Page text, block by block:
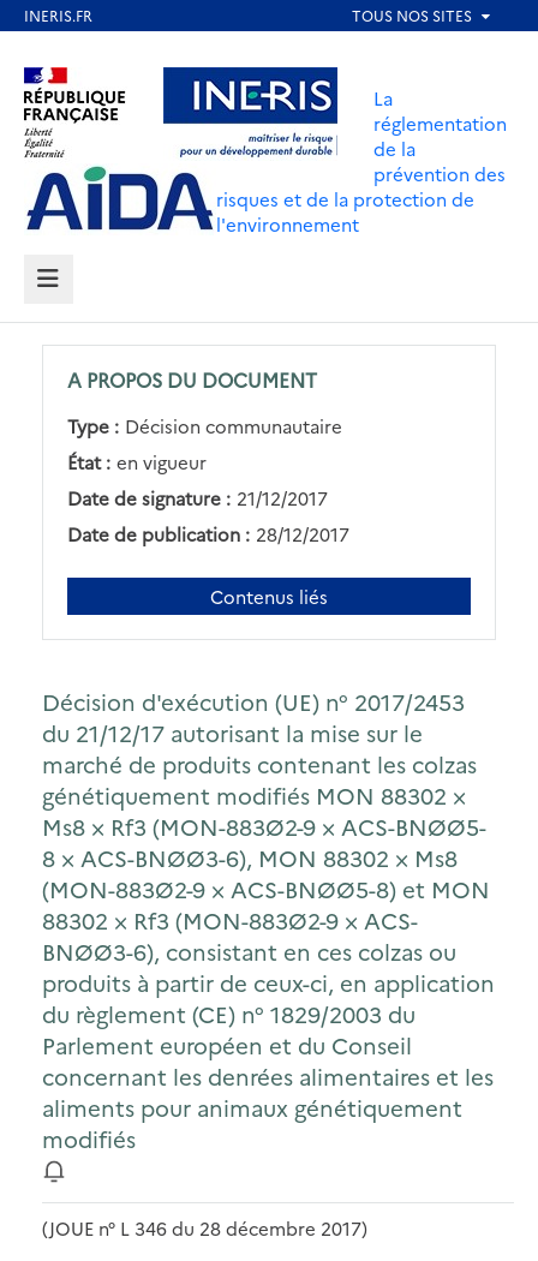
contenu
principal
Aller au contenu Aller au menu
Aller au pied de page
La
réglementation
de la
prévention des
risques et de la protection de
l'environnement
MENU
A PROPOS DU DOCUMENT
Type : Décision communautaire
État : en vigueur
Date de signature : 21/12/2017
Date de publication : 28/12/2017
Contenus liés
Décision d'exécution (UE) n° 2017/2453
du 21/12/17 autorisant la mise sur le
marché de produits contenant les colzas
génétiquement modifiés MON 88302 ×
Ms8 × Rf3 (MON-883Ø2-9 × ACS-BNØØ5-
8 × ACS-BNØØ3-6), MON 88302 × Ms8
(MON-883Ø2-9 × ACS-BNØØ5-8) et MON
88302 × Rf3 (MON-883Ø2-9 × ACS-
BNØØ3-6), consistant en ces colzas ou
produits à partir de ceux-ci, en application
du règlement (CE) n° 1829/2003 du
Parlement européen et du Conseil
concernant les denrées alimentaires et les
aliments pour animaux génétiquement
modifiés
(JOUE n° L 346 du 28 décembre 2017)